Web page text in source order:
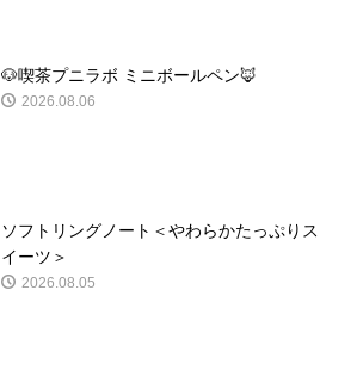
🐶喫茶プニラボ ミニボールペン🦊
2026.08.06
ソフトリングノート＜やわらかたっぷりス
イーツ＞
2026.08.05